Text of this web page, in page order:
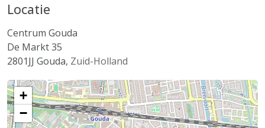
Locatie
Centrum Gouda
De Markt 35
2801JJ Gouda, Zuid-Holland
+
−